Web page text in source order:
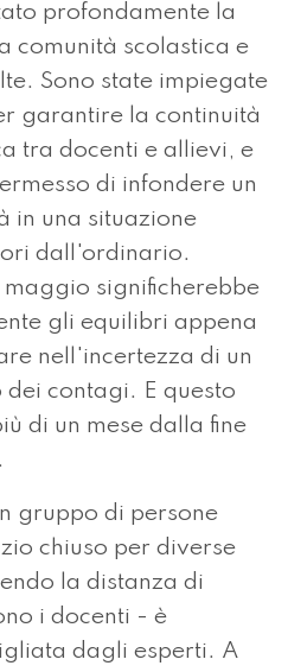
profondamente la
comunità scolastica e
Sono state impiegate
garantire la continuità
tra docenti e allievi, e
di infondere un
in una situazione
dall'ordinario.
maggio significherebbe
gli equilibri appena
nell'incertezza di un
dei contagi. E questo
di un mese dalla fine
gruppo di persone
chiuso per diverse
la distanza di
i docenti - è
dagli esperti. A